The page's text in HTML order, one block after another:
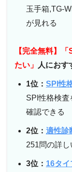
玉手箱,TG-
が見れる
【完全無料】
たい」
人におす
1位： SPI性
SPI性格検査
確認できる
2位： 適性診
251問の詳
3位： 16タ